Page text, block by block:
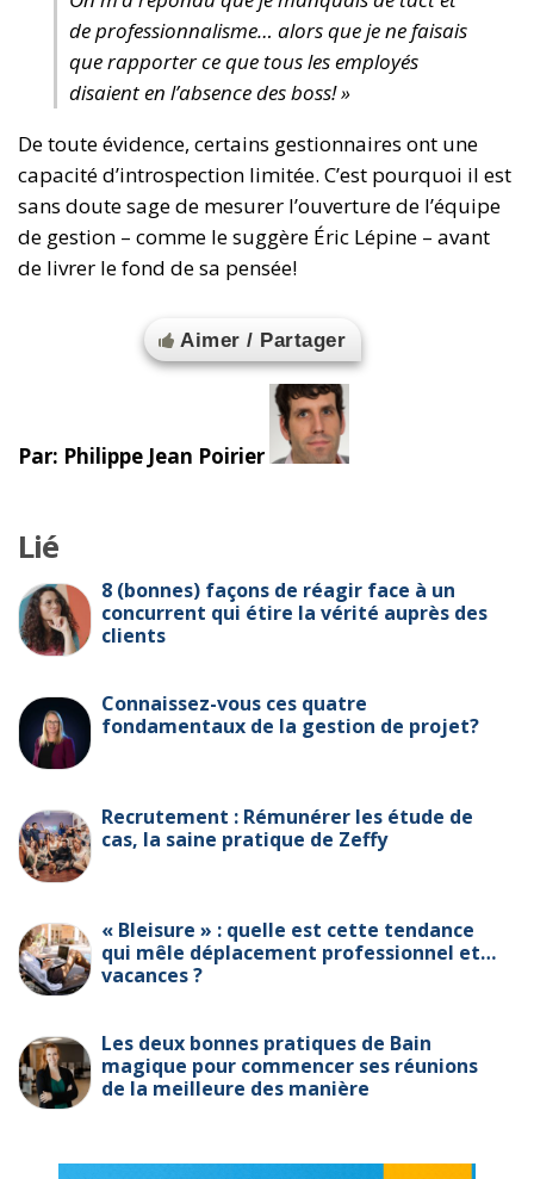
de professionnalisme… alors que je ne faisais
que rapporter ce que tous les employés
disaient en l’absence des boss! »
De toute évidence, certains gestionnaires ont une
capacité d’introspection limitée. C’est pourquoi il est
sans doute sage de mesurer l’ouverture de l’équipe
de gestion – comme le suggère Éric Lépine – avant
de livrer le fond de sa pensée!
Aimer / Partager
Par: Philippe Jean Poirier
Lié
8 (bonnes) façons de réagir face à un
concurrent qui étire la vérité auprès des
clients
Connaissez-vous ces quatre
fondamentaux de la gestion de projet?
Recrutement : Rémunérer les étude de
cas, la saine pratique de Zeffy
« Bleisure » : quelle est cette tendance
qui mêle déplacement professionnel et…
vacances ?
Les deux bonnes pratiques de Bain
magique pour commencer ses réunions
de la meilleure des manière